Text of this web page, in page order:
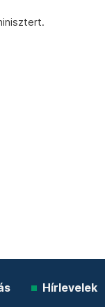
Hírlevelek